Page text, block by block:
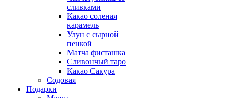
сливками
Какао соленая
карамель
Улун с сырной
пенкой
Матча фисташка
Сливончый таро
Какао Сакура
Содовая
Подарки